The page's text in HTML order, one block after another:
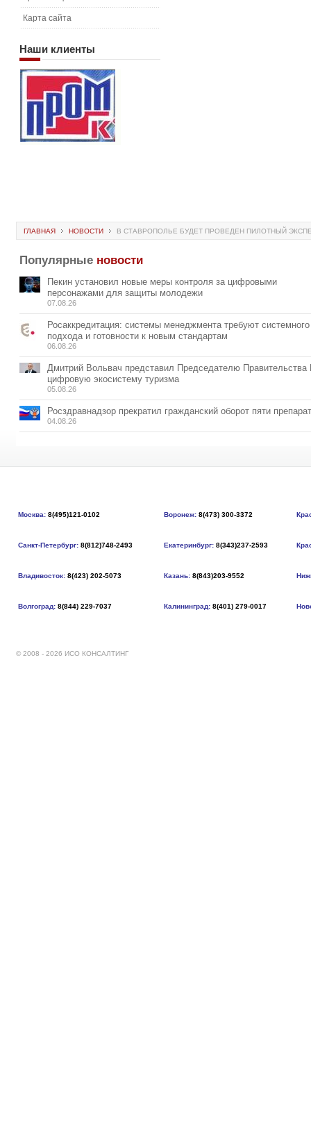
Карта сайта
Наши клиенты
ГЛАВНАЯ НОВОСТИ В СТАВРОПОЛЬЕ БУДЕТ ПРОВЕДЕН ПИЛОТНЫЙ
Популярные новости
Пекин установил новые меры контроля за цифровыми
персонажами для защиты молодежи
07.08.26
Росаккредитация: системы менеджмента требуют системного
подхода и готовности к новым стандартам
06.08.26
Дмитрий Вольвач представил Председателю
цифровую экосистему туризма
05.08.26
Росздравнадзор прекратил гражданский оборот пяти
04.08.26
Москва: 8(495)121-0102 Воронеж: 8(473) 300-3372
Санкт-Петербург: 8(812)748-2493 Екатеринбург: 8(343)237-2593
Владивосток: 8(423) 202-5073 Казань: 8(843)203-9552
Волгоград: 8(844) 229-7037 Калининград: 8(401) 279-0017
© 2008 - 2026 ИСО КОНСАЛТИНГ